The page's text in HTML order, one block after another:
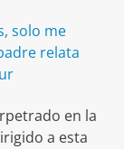
solo me
relata
en la
a esta